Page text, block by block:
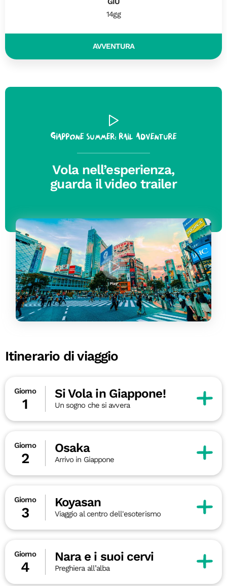
14gg
AVVENTURA
Giappone Summer: Rail Adventure
Vola nell’esperienza,
guarda il video trailer
Itinerario di viaggio
Giorno
1
Si Vola in Giappone!
Un sogno che si avvera
Giorno
2
Osaka
Arrivo in Giappone
Giorno
3
Koyasan
Viaggio al centro dell'esoterismo
Giorno
4
Nara e i suoi cervi
Preghiera all’alba